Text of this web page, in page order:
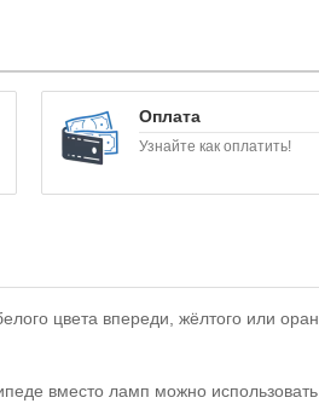
Оплата
Узнайте как оплатить!
цвета впереди, жёлтого или
вместо ламп можно